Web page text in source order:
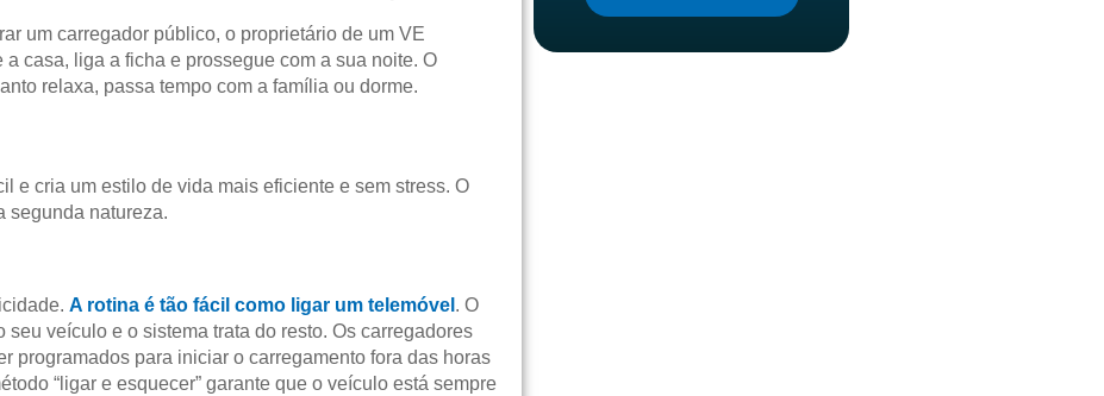
um carregador público, o proprietário de um VE
casa, liga a ficha e prossegue com a sua noite. O
relaxa, passa tempo com a família ou dorme.
e cria um estilo de vida mais eficiente e sem stress. O
segunda natureza.
A rotina é tão fácil como ligar um telemóvel . O
veículo e o sistema trata do resto. Os carregadores
programados para iniciar o carregamento fora das horas
“ligar e esquecer” garante que o veículo está sempre